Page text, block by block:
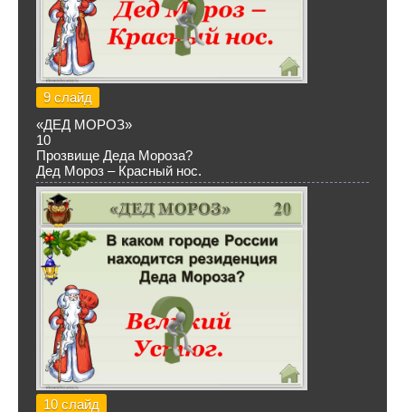
9 слайд
«ДЕД МОРОЗ»
10
Прозвище Деда Мороза?
Дед Мороз – Красный нос.
10 слайд